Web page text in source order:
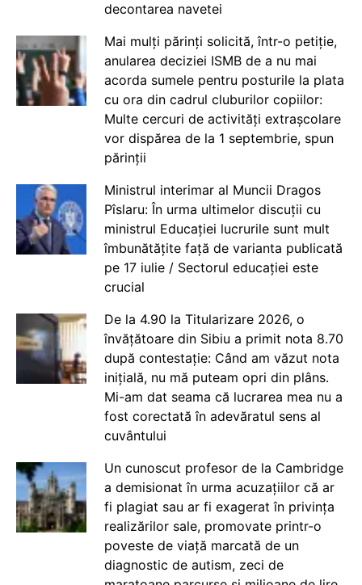
decontarea navetei
Mai mulți părinți solicită, într-o petiție,
anularea deciziei ISMB de a nu mai
acorda sumele pentru posturile la plata
cu ora din cadrul cluburilor copiilor:
Multe cercuri de activități extrașcolare
vor dispărea de la 1 septembrie, spun
părinții
Ministrul interimar al Muncii Dragos
Pîslaru: În urma ultimelor discuții cu
ministrul Educației lucrurile sunt mult
îmbunătățite față de varianta publicată
pe 17 iulie / Sectorul educației este
crucial
De la 4.90 la Titularizare 2026, o
învățătoare din Sibiu a primit nota 8.70
după contestație: Când am văzut nota
inițială, nu mă puteam opri din plâns.
Mi-am dat seama că lucrarea mea nu a
fost corectată în adevăratul sens al
cuvântului
Un cunoscut profesor de la Cambridge
a demisionat în urma acuzațiilor că ar
fi plagiat sau ar fi exagerat în privința
realizărilor sale, promovate printr-o
poveste de viață marcată de un
diagnostic de autism, zeci de